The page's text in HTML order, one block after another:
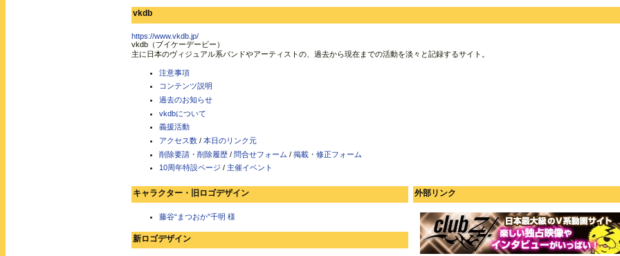
vkdb
https://www.vkdb.jp/
vkdb（ブイケーデービー）
主に日本のヴィジュアル系バンドやアーティストの、過去から現在までの活動を淡々と記録するサイト。
注意事項
コンテンツ説明
過去のお知らせ
vkdbについて
義援活動
アクセス数 / 本日のリンク元
削除要請・削除履歴 / 問合せフォーム / 掲載・修正フォーム
10周年特設ページ / 主催イベント
キャラクター・旧ロゴデザイン
藤谷“まつおか”千明 様
新ロゴデザイン
外部リンク